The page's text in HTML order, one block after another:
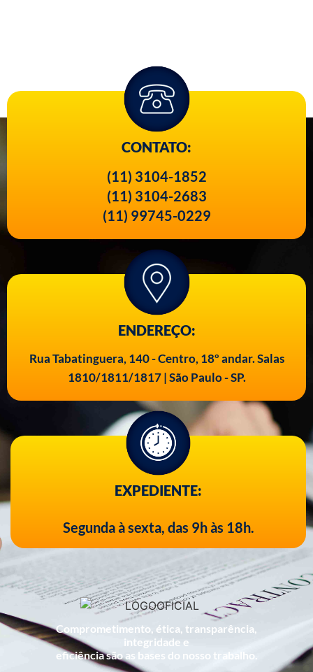
CONTATO:
(11) 3104-1852
(11) 3104-2683
(11) 99745-0229
ENDEREÇO:
Rua Tabatinguera, 140 - Centro, 18º andar. Salas
1810/1811/1817 | São Paulo - SP.
EXPEDIENTE:
Segunda à sexta, das 9h às 18h.
Comprometimento, ética, transparência,
integridade e
eficiência são as bases do nosso trabalho.